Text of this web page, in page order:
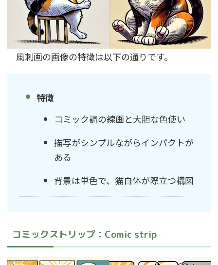
風刺画の画像の特徴は以下の通りです。
特徴
コミック調の線画と大胆な色使い
描写がシンプルながらインパクトが
ある
背景は単色で、猫自体が際立つ構図
コミックストリップ：Comic strip